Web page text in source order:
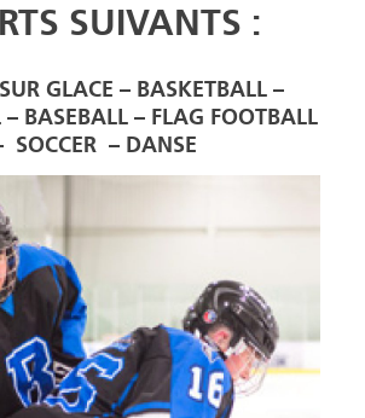
SUIVANTS :
GLACE – BASKETBALL –
BASEBALL – FLAG FOOTBALL
SOCCER – DANSE